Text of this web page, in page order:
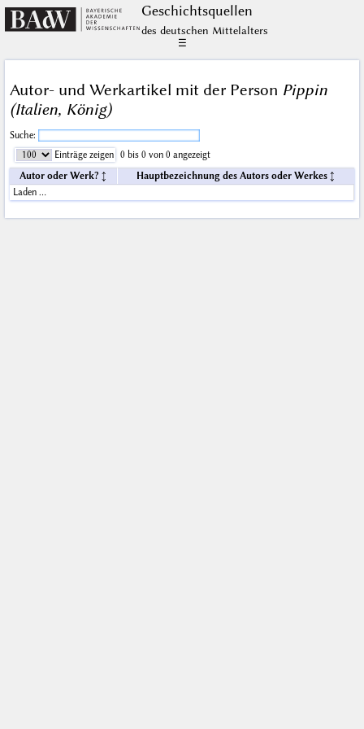
Geschichts­quellen
des deutschen Mittelalters
☰
Autor- und Werkartikel mit der Person Pippin
(Italien, König)
Suche:
Einträge zeigen
0 bis 0 von 0 angezeigt
Autor oder Werk?
Hauptbezeichnung des Autors oder Werkes
Laden …